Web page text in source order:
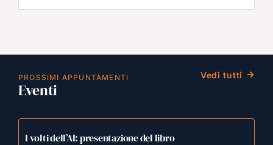
PROSSIMI APPUNTAMENTI
Eventi
Vedi tutti
I volti dell’AI: presentazione del libro